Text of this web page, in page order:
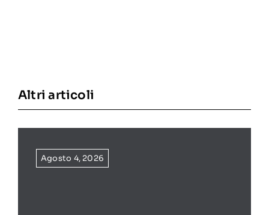
Altri articoli
Agosto 4, 2026